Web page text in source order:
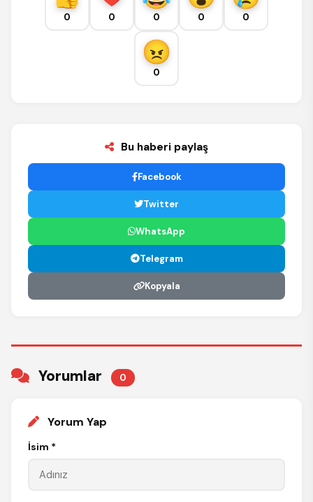
0 0 0 0 0
0
Bu haberi paylaş
Facebook
Twitter
WhatsApp
Telegram
Kopyala
Yorumlar 0
Yorum Yap
İsim *